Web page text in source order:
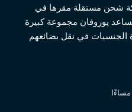
شحن مستقلة مقرها في
في عام 2000، وتساعد يوروفان مجموعة كبيرة
الجنسيات في نقل بضائعهم